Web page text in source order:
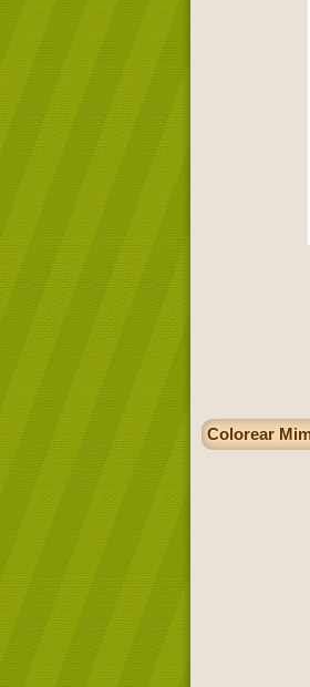
Colorear